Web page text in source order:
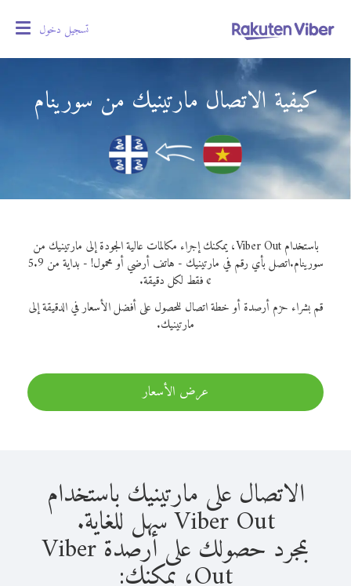
تسجيل دخول
كيفية الاتصال مارتينيك من سورينام
باستخدام Viber Out، يمكنك إجراء مكالمات عالية الجودة إلى مارتينيك من
سورينام.
اتصل بأي رقم في مارتينيك - هاتف أرضي أو محمول! - بداية من 5.9
¢ فقط لكل دقيقة.
قم بشراء حزم أرصدة أو خطة اتصال للحصول على أفضل الأسعار في الدقيقة إلى
مارتينيك.
عرض الأسعار
الاتصال على مارتينيك باستخدام
Viber Out سهل للغاية.
بمجرد حصولك على أرصدة Viber